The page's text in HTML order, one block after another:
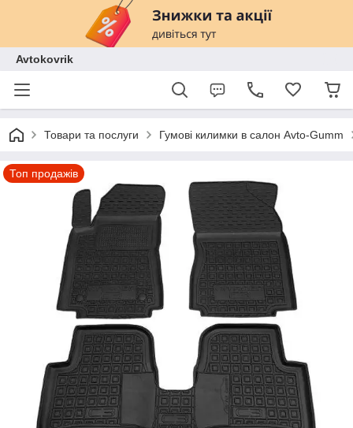
Avtokovrik
Товари та послуги Гумові килимки в салон Avto-Gumm
Топ продажів